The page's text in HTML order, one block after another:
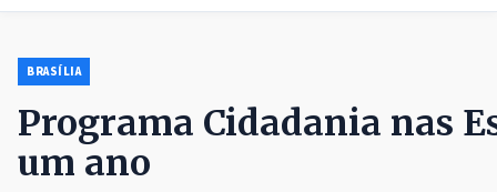
BRASÍLIA
Programa Cidadania nas
um ano